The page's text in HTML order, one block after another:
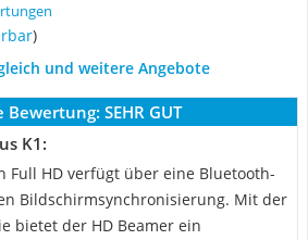
)
und weitere Angebote
Bewertung: SEHR GUT
K1:
Full HD verfügt über eine Bluetooth-
Bildschirmsynchronisierung. Mit der
bietet der HD Beamer ein